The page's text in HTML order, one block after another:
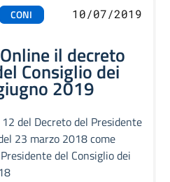
CONI 10/07/2019
il decreto
Consiglio dei
2019
del Decreto del Presidente
23 marzo 2018 come
del Consiglio dei